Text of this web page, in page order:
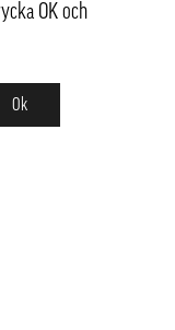
OK och
Ok